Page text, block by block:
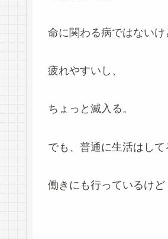
命に関わる病ではないけ
疲れやすいし、
ちょっと滅入る。
でも、普通に生活はして
働きにも行っているけど